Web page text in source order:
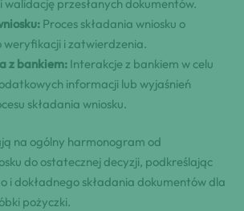
walidację przesłanych dokumentów.
Proces składania wniosku o
weryfikacji i zatwierdzenia.
z bankiem: Interakcje z bankiem w celu
informacji lub wyjaśnień
składania wniosku.
na ogólny harmonogram od
do ostatecznej decyzji, podkreślając
i dokładnego składania dokumentów dla
pożyczki.